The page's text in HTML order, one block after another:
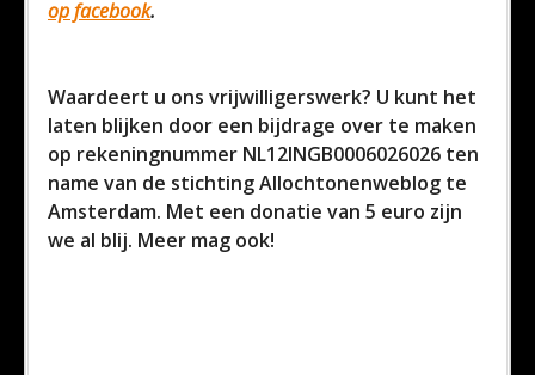
op facebook.
Waardeert u ons vrijwilligerswerk? U kunt het
laten blijken door een bijdrage over te maken
op rekeningnummer NL12INGB0006026026 ten
name van de stichting Allochtonenweblog te
Amsterdam. Met een donatie van 5 euro zijn
we al blij. Meer mag ook!